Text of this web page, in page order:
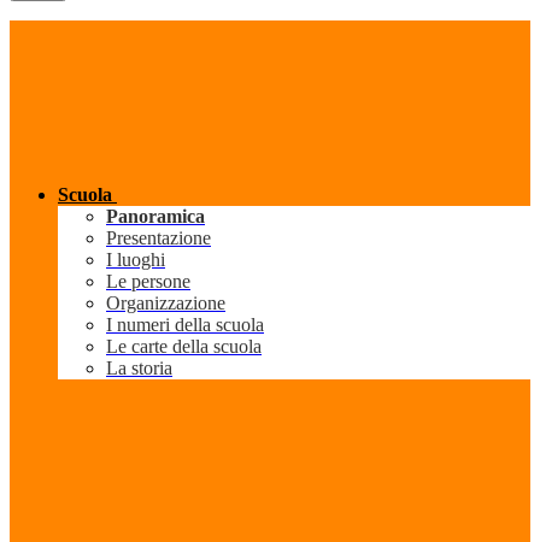
Scuola
Panoramica
Presentazione
I luoghi
Le persone
Organizzazione
I numeri della scuola
Le carte della scuola
La storia